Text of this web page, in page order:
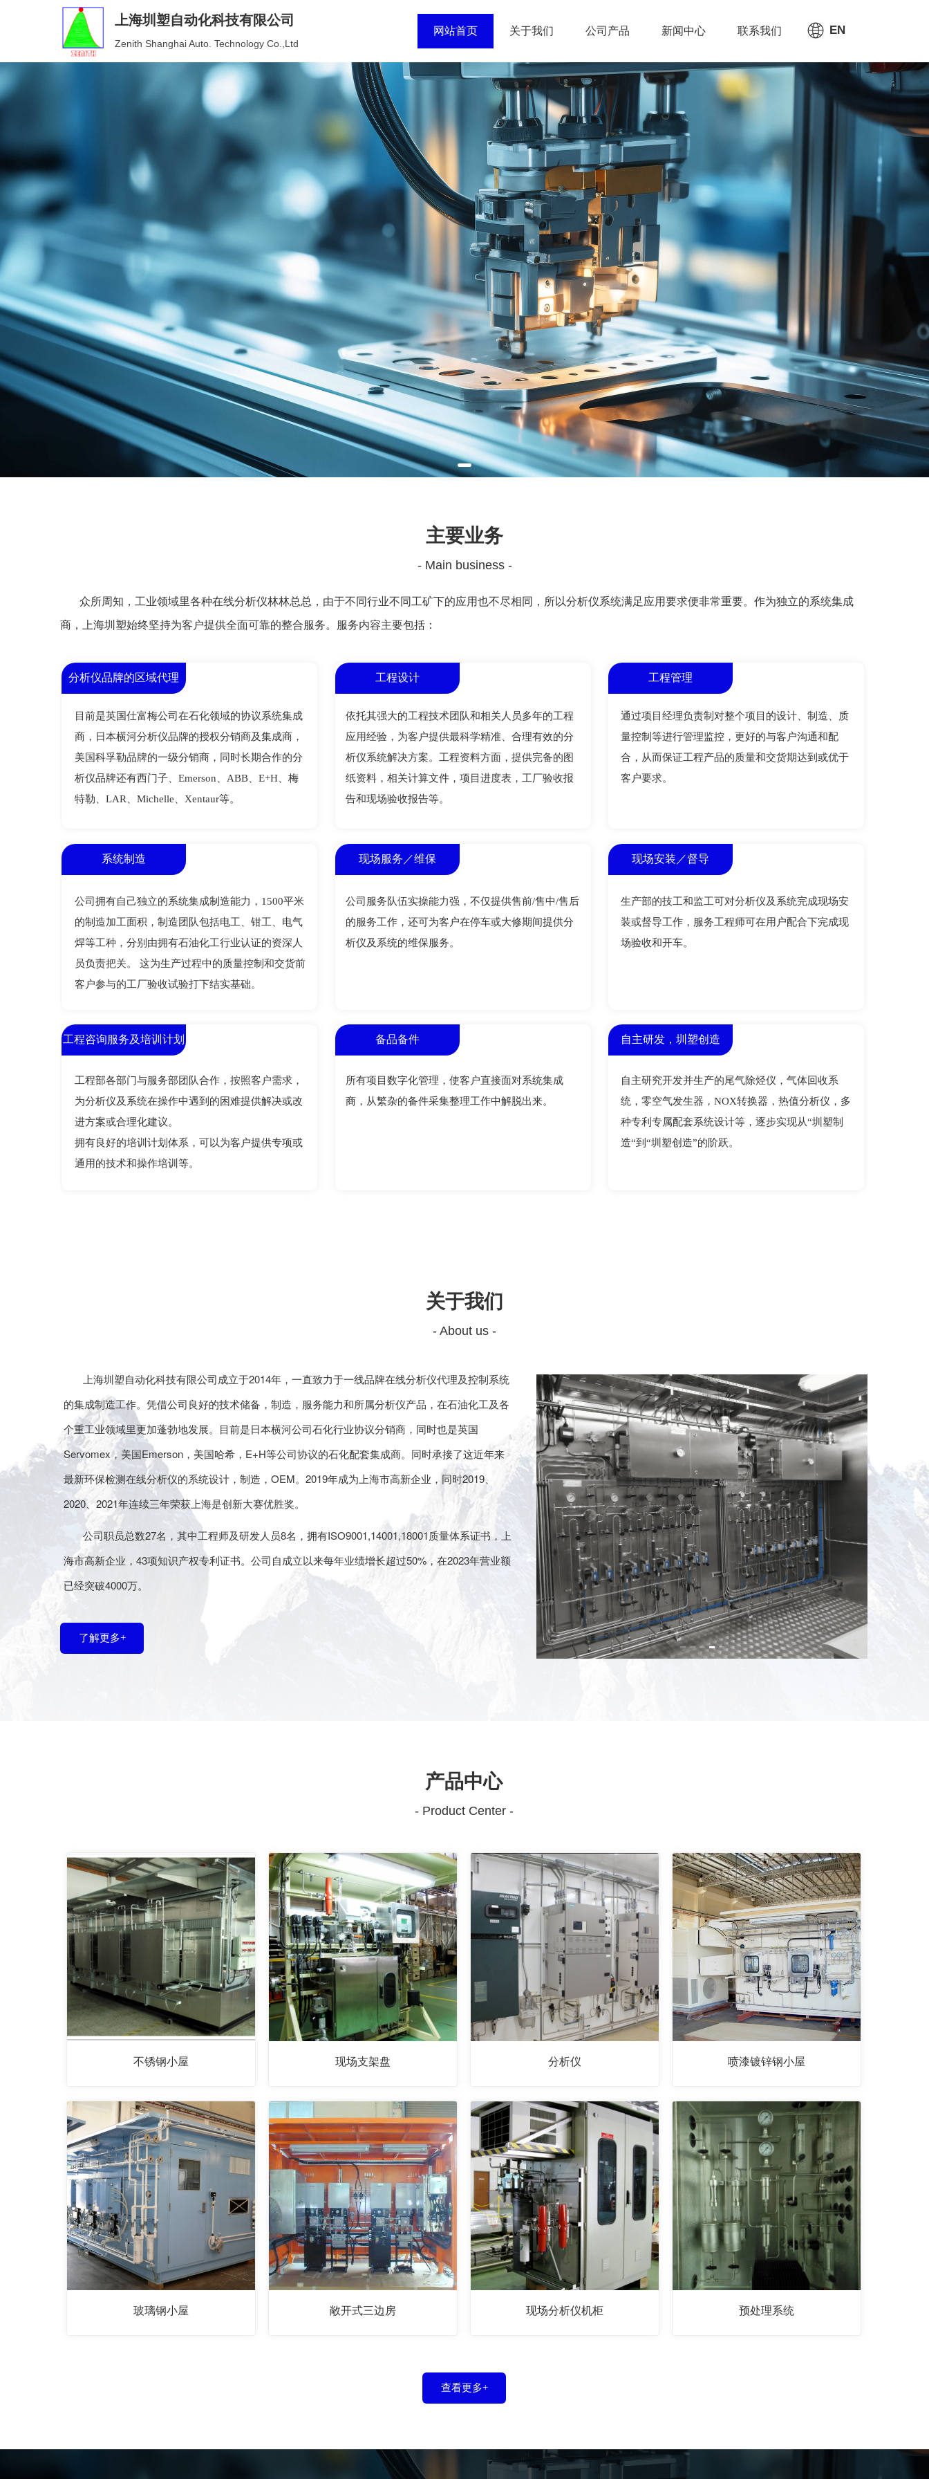
网站首页 关于我们 公司产品 新闻中心 联系我们
上海圳塑自动化科技有限公司
Zenith Shanghai Auto. Technology Co.,Ltd
EN
主要业务
- Main business -
商，上海圳塑始终坚持为客户提供全面可靠的整合服务。服务内容主要包括：
分析仪品牌的区域代理
目前是英国仕富梅公司在石化领域的协议系统集成
商，日本横河分析仪品牌的授权分销商及集成商，
美国科孚勒品牌的一级分销商，同时长期合作的分
析仪品牌还有西门子、Emerson、ABB、E+H、梅
特勒、LAR、Michelle、Xentaur等。
工程设计
依托其强大的工程技术团队和相关人员多年的工程
应用经验，为客户提供最科学精准、合理有效的分
析仪系统解决方案。工程资料方面，提供完备的图
纸资料，相关计算文件，项目进度表，工厂验收报
告和现场验收报告等。
工程管理
通过项目经理负责制对整个项目的设计、制造、质
量控制等进行管理监控，更好的与客户沟通和配
合，从而保证工程产品的质量和交货期达到或优于
客户要求。
系统制造 现场服务／维保 现场安装／督导
公司拥有自己独立的系统集成制造能力，1500平米
的制造加工面积，制造团队包括电工、钳工、电气
焊等工种，分别由拥有石油化工行业认证的资深人
员负责把关。 这为生产过程中的质量控制和交货前
客户参与的工厂验收试验打下结实基础。
公司服务队伍实操能力强，不仅提供售前/售中/售后
的服务工作，还可为客户在停车或大修期间提供分
析仪及系统的维保服务。
生产部的技工和监工可对分析仪及系统完成现场安
装或督导工作，服务工程师可在用户配合下完成现
场验收和开车。
工程咨询服务及培训计划 备品备件 自主研发，圳塑创造
工程部各部门与服务部团队合作，按照客户需求，
为分析仪及系统在操作中遇到的困难提供解决或改
进方案或合理化建议。
拥有良好的培训计划体系，可以为客户提供专项或
通用的技术和操作培训等。
所有项目数字化管理，使客户直接面对系统集成
商，从繁杂的备件采集整理工作中解脱出来。
自主研究开发并生产的尾气除烃仪，气体回收系
统，零空气发生器，NOX转换器，热值分析仪，多
种专利专属配套系统设计等，逐步实现从“圳塑制
造“到“圳塑创造”的阶跃。
关于我们
- About us -
上海圳塑自动化科技有限公司成立于2014年，一直致力于一线品牌在线分析仪代理及控制系统
的集成制造工作。凭借公司良好的技术储备，制造，服务能力和所属分析仪产品，在石油化工及各
个重工业领域里更加蓬勃地发展。目前是日本横河公司石化行业协议分销商，同时也是英国
Servomex，美国Emerson，美国哈希，E+H等公司协议的石化配套集成商。同时承接了这近年来
最新环保检测在线分析仪的系统设计，制造，OEM。2019年成为上海市高新企业，同时2019、
2020、2021年连续三年荣获上海是创新大赛优胜奖。
公司职员总数27名，其中工程师及研发人员8名，拥有ISO9001,14001,18001质量体系证书，上
海市高新企业，43项知识产权专利证书。公司自成立以来每年业绩增长超过50%，在2023年营业额
已经突破4000万。
了解更多+
产品中心
- Product Center -
不锈钢小屋 现场支架盘 分析仪 喷漆镀锌钢小屋
玻璃钢小屋 敞开式三边房 现场分析仪机柜 预处理系统
查看更多+